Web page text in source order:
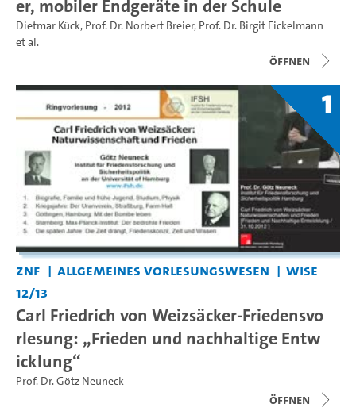
er, mobiler Endgeräte in der Schule
Dietmar Kück, Prof. Dr. Norbert Breier, Prof. Dr. Birgit Eickelmann
et al.
Öffnen
1
ZNF Allgemeines Vorlesungswesen
WiSe
12/13
Carl Friedrich von Weizsäcker-Friedensvo
rlesung: „Frieden und nachhaltige Entw
icklung“
Prof. Dr. Götz Neuneck
Öffnen